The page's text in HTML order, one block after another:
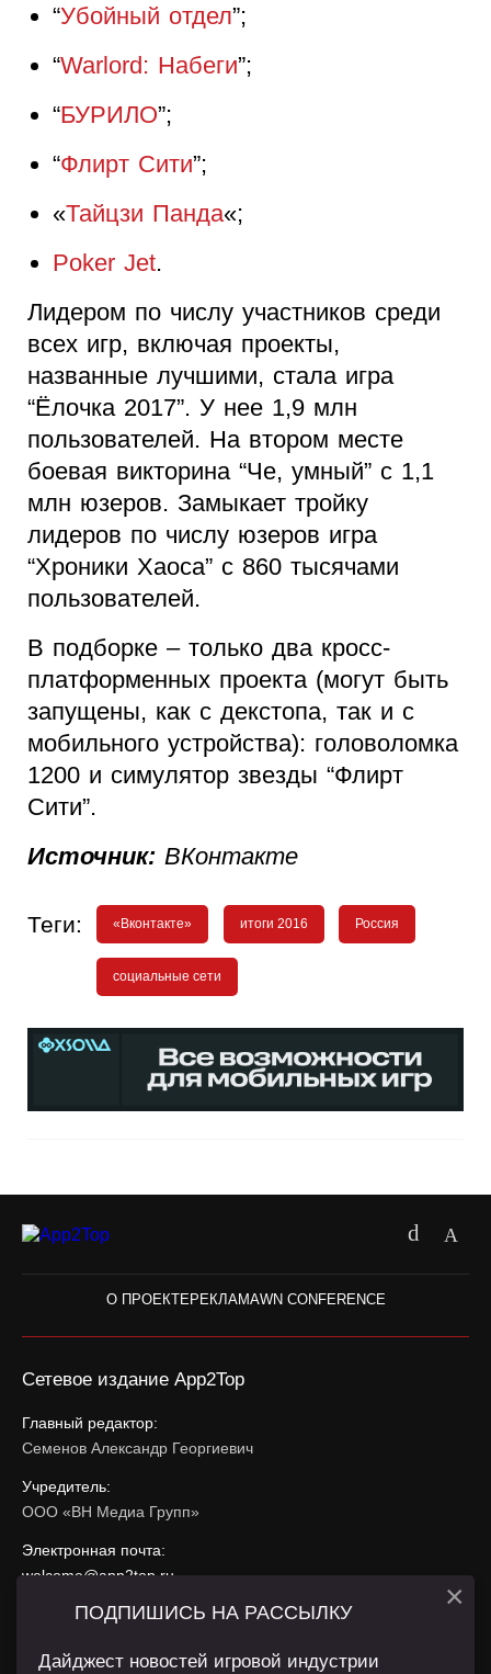
“Убойный отдел”;
“Warlord: Набеги”;
“БУРИЛО”;
“Флирт Сити”;
«Тайцзи Панда«;
Poker Jet.
Лидером по числу участников среди
всех игр, включая проекты,
названные лучшими, стала игра
“Ёлочка 2017”. У нее 1,9 млн
пользователей. На втором месте
боевая викторина “Че, умный” с 1,1
млн юзеров. Замыкает тройку
лидеров по числу юзеров игра
“Хроники Хаоса” с 860 тысячами
пользователей.
В подборке – только два кросс-
платформенных проекта (могут быть
запущены, как с декстопа, так и с
мобильного устройства): головоломка
1200 и симулятор звезды “Флирт
Сити”.
Источник: ВКонтакте
Теги: «Вконтакте» итоги 2016 Россия
социальные сети
О ПРОЕКТЕ РЕКЛАМАWN CONFERENCE
Сетевое издание App2Top
Главный редактор:
Семенов Александр Георгиевич
Учредитель:
ООО «ВН Медиа Групп»
Электронная почта:
welcome@app2top.ru
При использовании материалов активная ссылка на
ПОДПИШИСЬ НА РАССЫЛКУ
Дайджест новостей игровой индустрии
×